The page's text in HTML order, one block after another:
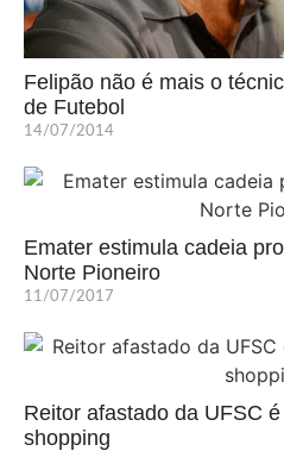
Felipão não é mais o
de Futebol
14/07/2014
Emater estimula cadeia
Norte Pioneiro
11/07/2017
Reitor afastado da UFSC
shopping